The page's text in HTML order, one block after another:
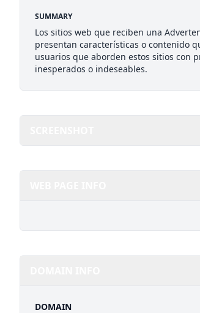
SUMMARY
Los sitios web que reciben una
presentan características o contenido
usuarios que aborden estos sitios con
inesperados o indeseables.
DOMAIN